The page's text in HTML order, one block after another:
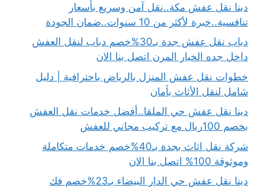
دينا نقل عفش مكة..نقل آمن وسريع بأسعار
تنافسية..خبرة لأكثر من 10 سنوات..ضمان الجودة
دباب نقل عفش جدة بـ30%خصم دباب لنقل العفش
داخل جده الخيار المرن اتصل بنا الان
خطوات نقل عفش المنزل بالرياض باحترافية | دليل
شامل لنقل الأثاث بأمان
دينا نقل عفش حي الملقا..أفضل خدمات نقل العفش
بخصم 100ريال مع تركيب مجاني للعفش
شركة نقل اثاث بجدة بـ40%خصم خدمات متكاملة
وموثوقة 100% اتصل بنا الان
دينا نقل عفش حي الدار البيضاء بـ23%خصم فك